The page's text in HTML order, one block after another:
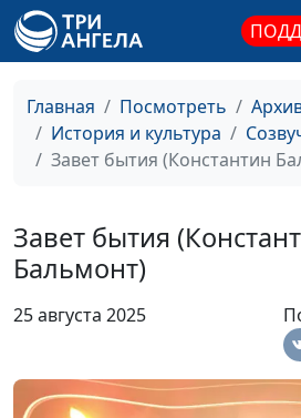
Главная Посмотреть
История и культура
Завет бытия (Константин
Завет бытия
Бальмонт)
25 августа 2025
Братья Карамазовы
(Федор Достоевский)
Молитва из темницы
(Джироламо
Савонарола)
Плещеев)
Молитва (Иван
Тургенев)
без краю... (Александр
Блок)